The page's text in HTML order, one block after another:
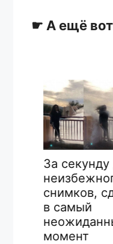
☛ А ещё вот
За секунду
снимков,
в самый
момент